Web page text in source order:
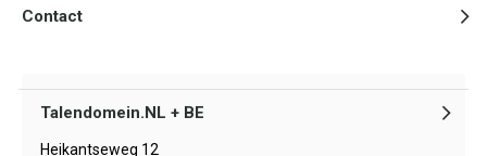
Contact
Talendomein.NL + BE
Heikantseweg 12